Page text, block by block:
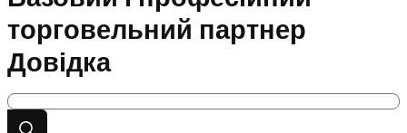
торговельний партнер
Довідка